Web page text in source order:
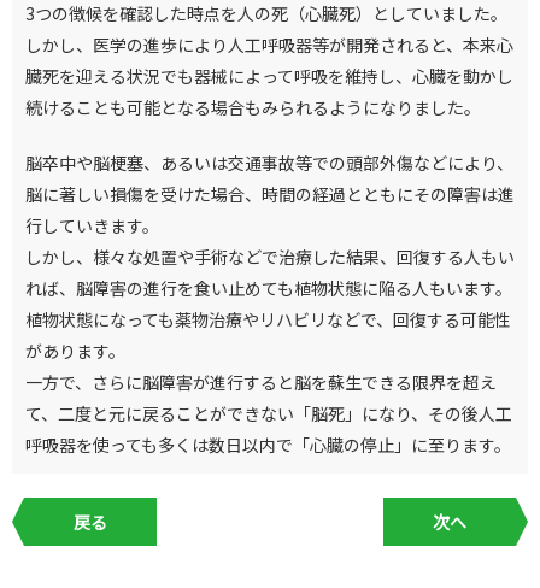
3つの徴候を確認した時点を人の死（心臓死）としていました。
しかし、医学の進歩により人工呼吸器等が開発されると、本来心
臓死を迎える状況でも器械によって呼吸を維持し、心臓を動かし
続けることも可能となる場合もみられるようになりました。
脳卒中や脳梗塞、あるいは交通事故等での頭部外傷などにより、
脳に著しい損傷を受けた場合、時間の経過とともにその障害は進
行していきます。
しかし、様々な処置や手術などで治療した結果、回復する人もい
れば、脳障害の進行を食い止めても植物状態に陥る人もいます。
植物状態になっても薬物治療やリハビリなどで、回復する可能性
があります。
一方で、さらに脳障害が進行すると脳を蘇生できる限界を超え
て、二度と元に戻ることができない「脳死」になり、その後人工
呼吸器を使っても多くは数日以内で「心臓の停止」に至ります。
戻る 次へ